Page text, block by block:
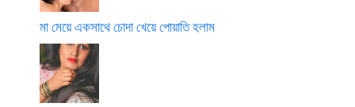
মা মেয়ে একসাথে চোদা খেয়ে পোয়াতি হলাম